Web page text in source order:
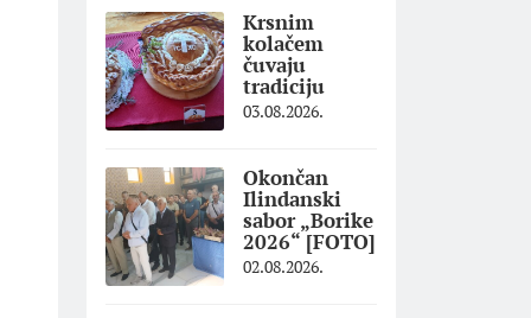
Krsnim
kolačem
čuvaju
tradiciju
03.08.2026.
Okončan
Ilindanski
sabor „Borike
2026“ [FOTO]
02.08.2026.